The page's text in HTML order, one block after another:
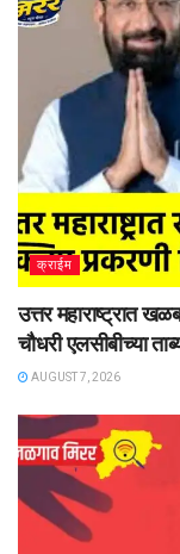
क्राईम
उत्तर महाराष्ट्रात
चौधरी एलसीबीच्या
AUGUST 7, 2026